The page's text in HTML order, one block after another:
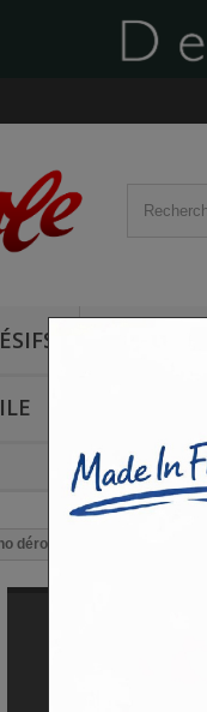
déroulant
roll